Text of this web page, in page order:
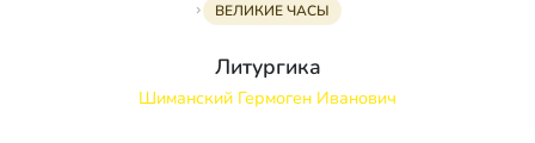
ВЕЛИКИЕ ЧАСЫ
Литургика
Шиманский Гермоген Иванович